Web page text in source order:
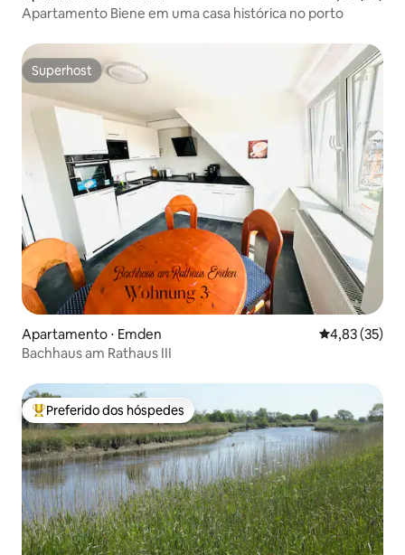
Apartamento Biene em uma casa histórica no porto
Superhost
Superhost
Apartamento ⋅ Emden 4,83 de uma
4,83 (35)
Bachhaus am Rathaus III
Entre os melhores preferidos dos hóspedes
Preferido dos hóspedes